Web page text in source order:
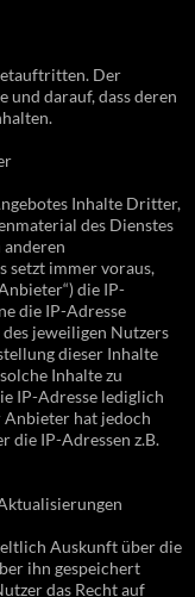
Der
und darauf, dass deren
Inhalte Dritter,
des Dienstes
anderen
setzt immer voraus,
die IP-
die IP-Adresse
jeweiligen Nutzers
dieser Inhalte
Inhalte zu
IP-Adresse lediglich
hat jedoch
die IP-Adressen z.B.
Auskunft über die
ihn gespeichert
das Recht auf